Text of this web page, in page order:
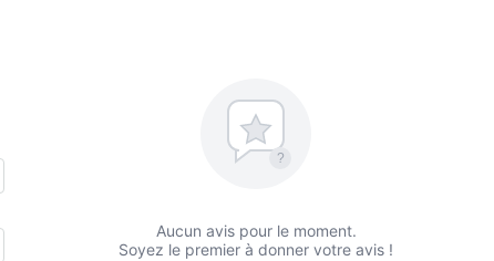
?
Aucun avis pour le moment.
Soyez le premier à donner votre avis !